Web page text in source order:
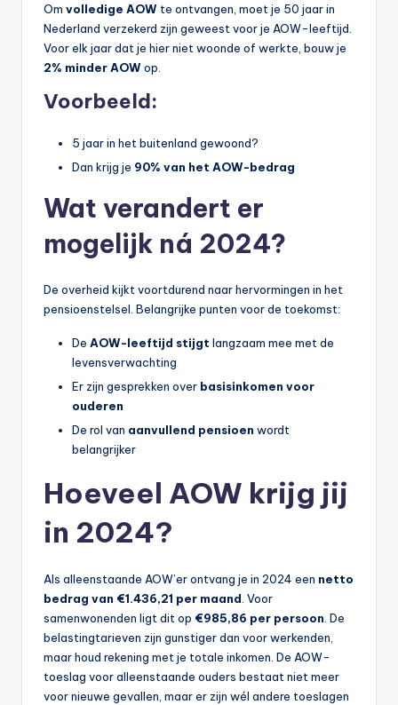
Om volledige AOW te ontvangen, moet je 50 jaar in
Nederland verzekerd zijn geweest voor je AOW-leeftijd.
Voor elk jaar dat je hier niet woonde of werkte, bouw je
2% minder AOW op.
Voorbeeld:
5 jaar in het buitenland gewoond?
Dan krijg je 90% van het AOW-bedrag
Wat verandert er
mogelijk ná 2024?
De overheid kijkt voortdurend naar hervormingen in het
pensioenstelsel. Belangrijke punten voor de toekomst:
De AOW-leeftijd stijgt langzaam mee met de
levensverwachting
Er zijn gesprekken over basisinkomen voor
ouderen
De rol van aanvullend pensioen wordt
belangrijker
Hoeveel AOW krijg jij
in 2024?
Als alleenstaande AOW’er ontvang je in 2024 een netto
bedrag van €1.436,21 per maand . Voor
samenwonenden ligt dit op €985,86 per persoon . De
belastingtarieven zijn gunstiger dan voor werkenden,
maar houd rekening met je totale inkomen. De AOW-
toeslag voor alleenstaande ouders bestaat niet meer
voor nieuwe gevallen, maar er zijn wél andere toeslagen